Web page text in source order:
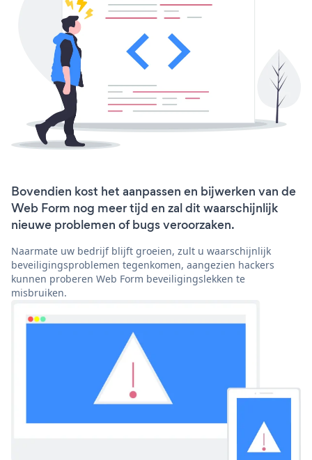
Bovendien kost het aanpassen en bijwerken van de
Web Form nog meer tijd en zal dit waarschijnlijk
nieuwe problemen of bugs veroorzaken.
Naarmate uw bedrijf blijft groeien, zult u waarschijnlijk
beveiligingsproblemen tegenkomen, aangezien hackers
kunnen proberen Web Form beveiligingslekken te
misbruiken.